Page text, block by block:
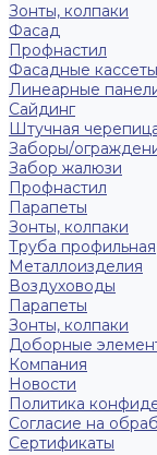
Зонты, колпаки
Фасад
Профнастил
Фасадные кассеты
Линеарные
Сайдинг
Штучная
Заборы/
Забор жалюзи
Профнастил
Парапеты
Зонты, колпаки
Труба профильная
Металлоизделия
Воздуховоды
Парапеты
Зонты, колпаки
Доборные
Компания
Новости
Политика
Согласие на
Сертификаты